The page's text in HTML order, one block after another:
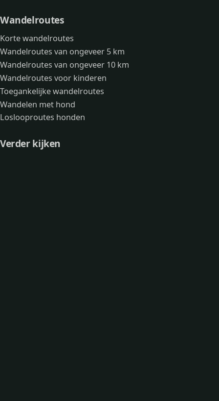
Wandelroutes
Korte wandelroutes
Wandelroutes van ongeveer 5 km
Wandelroutes van ongeveer 10 km
Wandelroutes voor kinderen
Toegankelijke wandelroutes
Wandelen met hond
Loslooproutes honden
Verder kijken